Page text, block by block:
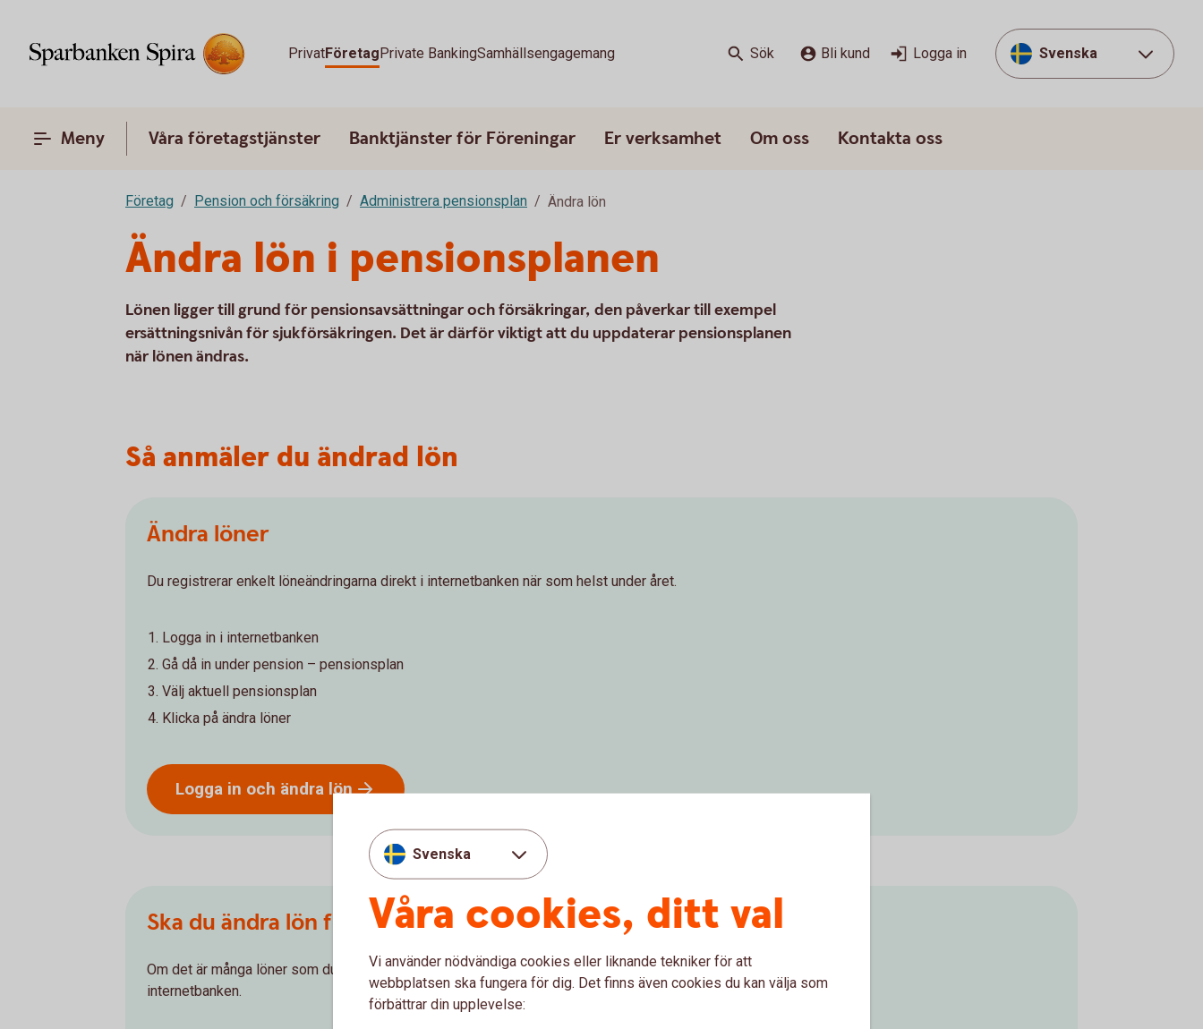
PrivatFöretagPrivate BankingSamhällsengagemang Sök Bli kund Logga in Svenska
Meny Våra företagstjänster Banktjänster för Föreningar Er verksamhet Om oss Kontakta oss
Företag Pension och försäkring Administrera pensionsplan Ändra lön
Ändra lön i pensionsplanen
Lönen ligger till grund för pensionsavsättningar och försäkringar, den påverkar till exempel
ersättningsnivån för sjukförsäkringen. Det är därför viktigt att du uppdaterar pensionsplanen
när lönen ändras.
Så anmäler du ändrad lön
Ändra löner
Du registrerar enkelt löneändringarna direkt i internetbanken när som helst under året.
Logga in i internetbanken
Gå då in under pension – pensionsplan
Välj aktuell pensionsplan
Klicka på ändra löner
Logga in och ändra lön
Ska du ändra lön för många?
Om det är många löner som du ska ändra gör du det enklast med filinläsning i
internetbanken.
Svenska
Våra cookies, ditt val
Vi använder nödvändiga cookies eller liknande tekniker för att
webbplatsen ska fungera för dig. Det finns även cookies du kan välja som
förbättrar din upplevelse: